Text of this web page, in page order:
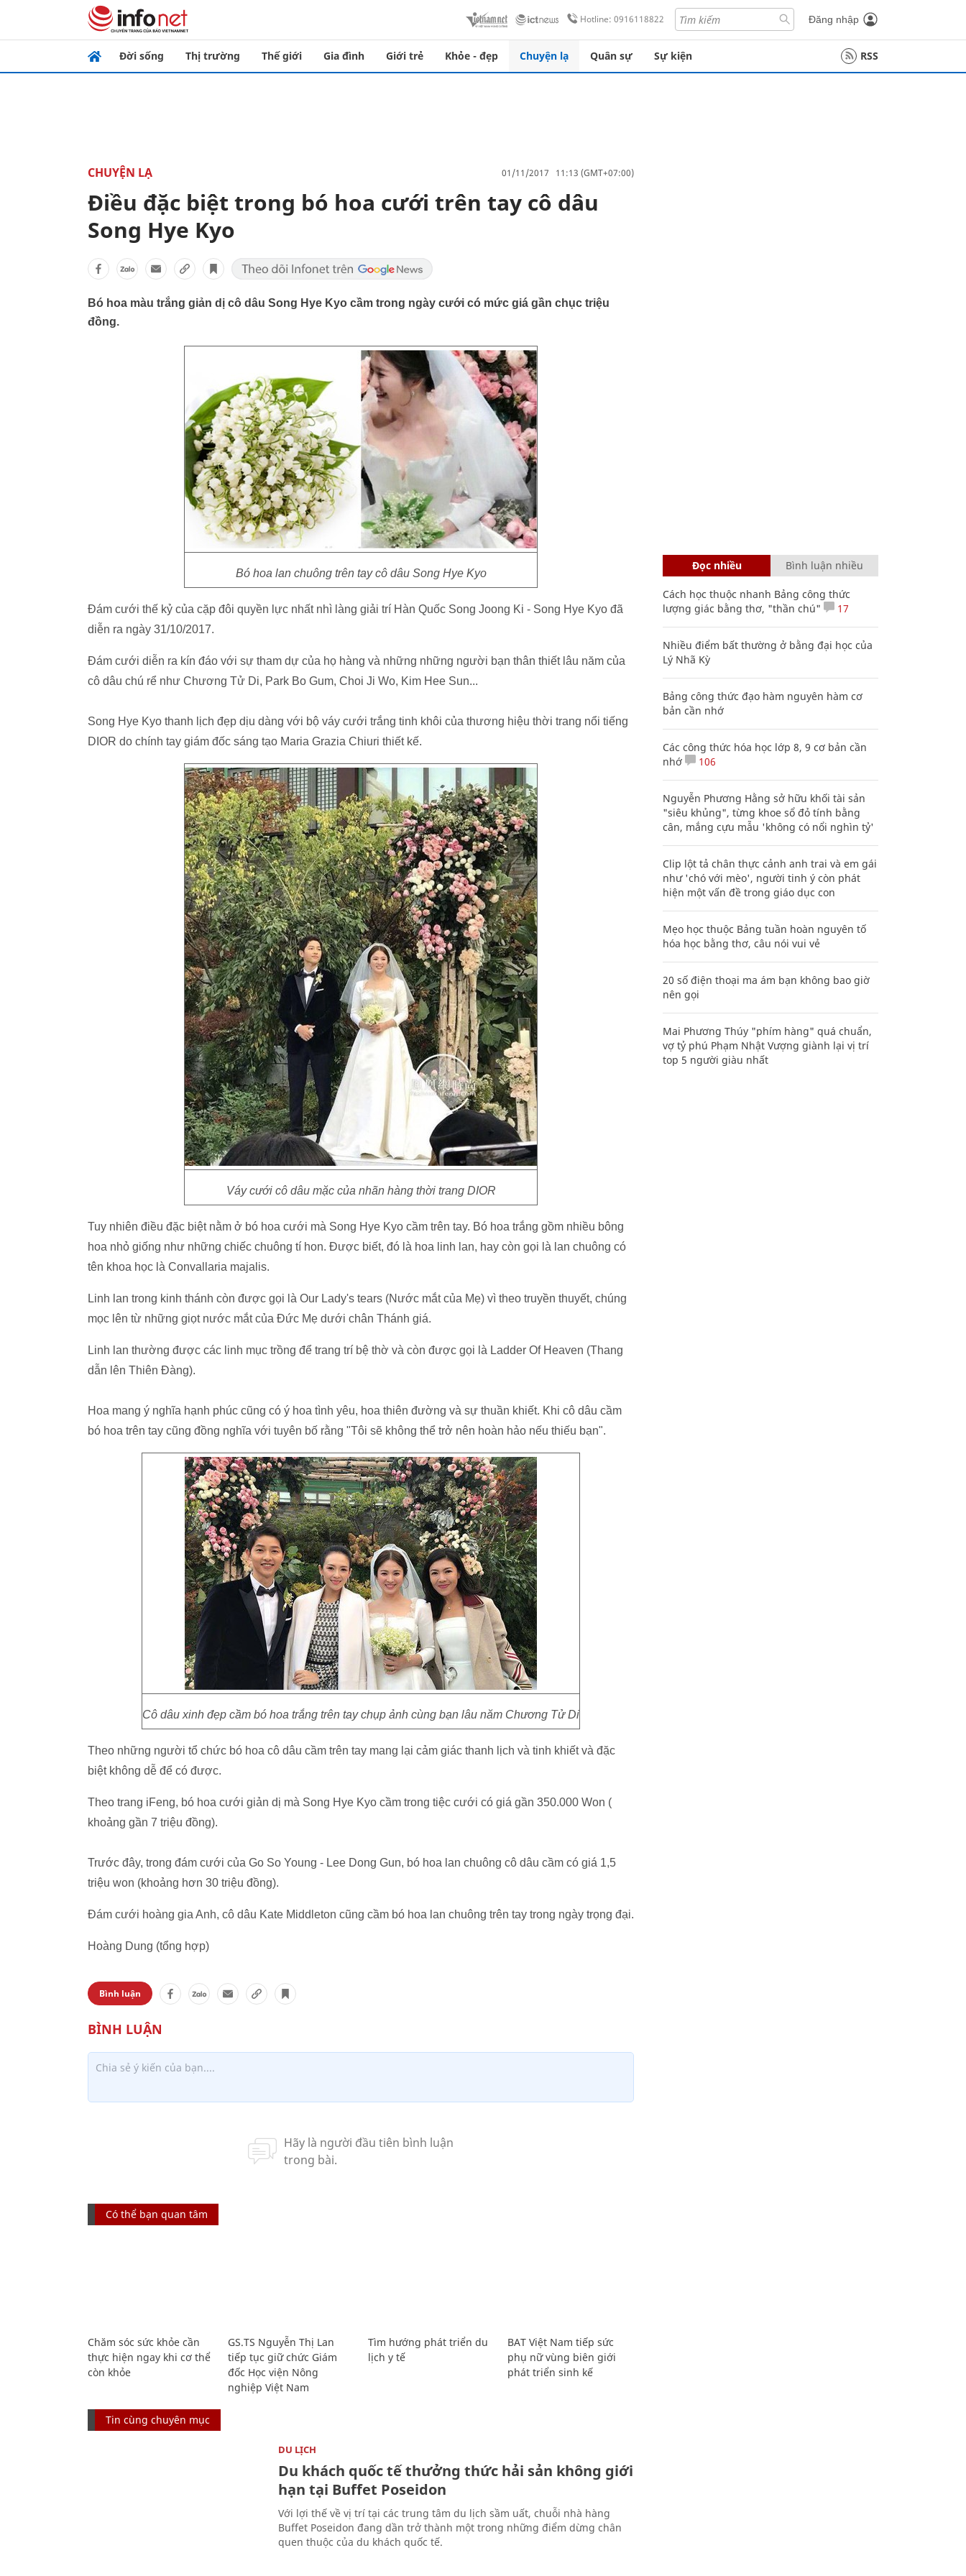
Hotline: 0916118822 Đăng nhập
Đời sống Thị trường Thế giới Gia đình Giới trẻ Khỏe - đẹp Chuyện lạ Quân sự Sự kiện RSS
CHUYỆN LẠ 01/11/2017 11:13 (GMT+07:00)
Điều đặc biệt trong bó hoa cưới trên tay cô dâu
Song Hye Kyo
Bó hoa màu trắng giản dị cô dâu Song Hye Kyo cầm trong ngày cưới có mức giá gần chục triệu
đồng.
Bó hoa lan chuông trên tay cô dâu Song Hye Kyo
Đám cưới thế kỷ của cặp đôi quyền lực nhất nhì làng giải trí Hàn Quốc Song Joong Ki - Song Hye Kyo đã
diễn ra ngày 31/10/2017.
Đám cưới diễn ra kín đáo với sự tham dự của họ hàng và những những người bạn thân thiết lâu năm của
cô dâu chú rể như Chương Tử Di, Park Bo Gum, Choi Ji Wo, Kim Hee Sun...
Song Hye Kyo thanh lịch đẹp dịu dàng với bộ váy cưới trắng tinh khôi của thương hiệu thời trang nổi tiếng
DIOR do chính tay giám đốc sáng tạo Maria Grazia Chiuri thiết kế.
Váy cưới cô dâu mặc của nhãn hàng thời trang DIOR
Tuy nhiên điều đặc biệt nằm ở bó hoa cưới mà Song Hye Kyo cầm trên tay. Bó hoa trắng gồm nhiều bông
hoa nhỏ giống như những chiếc chuông tí hon. Được biết, đó là hoa linh lan, hay còn gọi là lan chuông có
tên khoa học là Convallaria majalis.
Linh lan trong kinh thánh còn được gọi là Our Lady's tears (Nước mắt của Mẹ) vì theo truyền thuyết, chúng
mọc lên từ những giọt nước mắt của Đức Mẹ dưới chân Thánh giá.
Linh lan thường được các linh mục trồng để trang trí bệ thờ và còn được gọi là Ladder Of Heaven (Thang
dẫn lên Thiên Đàng).
Hoa mang ý nghĩa hạnh phúc cũng có ý hoa tình yêu, hoa thiên đường và sự thuần khiết. Khi cô dâu cầm
bó hoa trên tay cũng đồng nghĩa với tuyên bố rằng "Tôi sẽ không thể trở nên hoàn hảo nếu thiếu bạn".
Cô dâu xinh đẹp cầm bó hoa trắng trên tay chụp ảnh cùng bạn lâu năm Chương Tử Di
Theo những người tổ chức bó hoa cô dâu cầm trên tay mang lại cảm giác thanh lịch và tinh khiết và đặc
biệt không dễ để có được.
Theo trang iFeng, bó hoa cưới giản dị mà Song Hye Kyo cầm trong tiệc cưới có giá gần 350.000 Won (
khoảng gần 7 triệu đồng).
Trước đây, trong đám cưới của Go So Young - Lee Dong Gun, bó hoa lan chuông cô dâu cầm có giá 1,5
triệu won (khoảng hơn 30 triệu đồng).
Đám cưới hoàng gia Anh, cô dâu Kate Middleton cũng cầm bó hoa lan chuông trên tay trong ngày trọng đại.
Hoàng Dung (tổng hợp)
Bình luận
Có thể bạn quan tâm
Chăm sóc sức khỏe cần
thực hiện ngay khi cơ thể
còn khỏe
GS.TS Nguyễn Thị Lan
tiếp tục giữ chức Giám
đốc Học viện Nông
nghiệp Việt Nam
Tìm hướng phát triển du
lịch y tế
BAT Việt Nam tiếp sức
phụ nữ vùng biên giới
phát triển sinh kế
Tin cùng chuyên mục
DU LỊCH
Du khách quốc tế thưởng thức hải sản không giới
hạn tại Buffet Poseidon
Với lợi thế về vị trí tại các trung tâm du lịch sầm uất, chuỗi nhà hàng
Buffet Poseidon đang dần trở thành một trong những điểm dừng chân
quen thuộc của du khách quốc tế.
Đọc nhiều Bình luận nhiều
Cách học thuộc nhanh Bảng công thức
lượng giác bằng thơ, "thần chú"
17
Nhiều điểm bất thường ở bằng đại học của
Lý Nhã Kỳ
Bảng công thức đạo hàm nguyên hàm cơ
bản cần nhớ
Các công thức hóa học lớp 8, 9 cơ bản cần
nhớ
106
Nguyễn Phương Hằng sở hữu khối tài sản
"siêu khủng", từng khoe sổ đỏ tính bằng
cân, mắng cựu mẫu 'không có nổi nghìn tỷ'
Clip lột tả chân thực cảnh anh trai và em gái
như 'chó với mèo', người tinh ý còn phát
hiện một vấn đề trong giáo dục con
Mẹo học thuộc Bảng tuần hoàn nguyên tố
hóa học bằng thơ, câu nói vui vẻ
20 số điện thoại ma ám bạn không bao giờ
nên gọi
Mai Phương Thúy "phím hàng" quá chuẩn,
vợ tỷ phú Phạm Nhật Vượng giành lại vị trí
top 5 người giàu nhất